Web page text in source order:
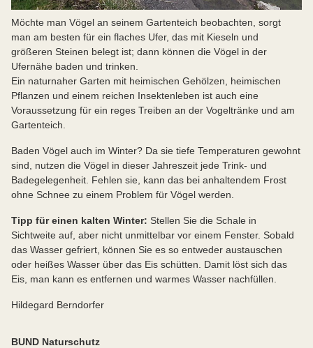
Möchte man Vögel an seinem Gartenteich beobachten, sorgt
man am besten für ein flaches Ufer, das mit Kieseln und
größeren Steinen belegt ist; dann können die Vögel in der
Ufernähe baden und trinken.
Ein naturnaher Garten mit heimischen Gehölzen, heimischen
Pflanzen und einem reichen Insektenleben ist auch eine
Voraussetzung für ein reges Treiben an der Vogeltränke und am
Gartenteich.
Baden Vögel auch im Winter? Da sie tiefe Temperaturen gewohnt
sind, nutzen die Vögel in dieser Jahreszeit jede Trink- und
Badegelegenheit. Fehlen sie, kann das bei anhaltendem Frost
ohne Schnee zu einem Problem für Vögel werden.
Tipp für einen kalten Winter: Stellen Sie die Schale in
Sichtweite auf, aber nicht unmittelbar vor einem Fenster. Sobald
das Wasser gefriert, können Sie es so entweder austauschen
oder heißes Wasser über das Eis schütten. Damit löst sich das
Eis, man kann es entfernen und warmes Wasser nachfüllen.
Hildegard Berndorfer
BUND Naturschutz